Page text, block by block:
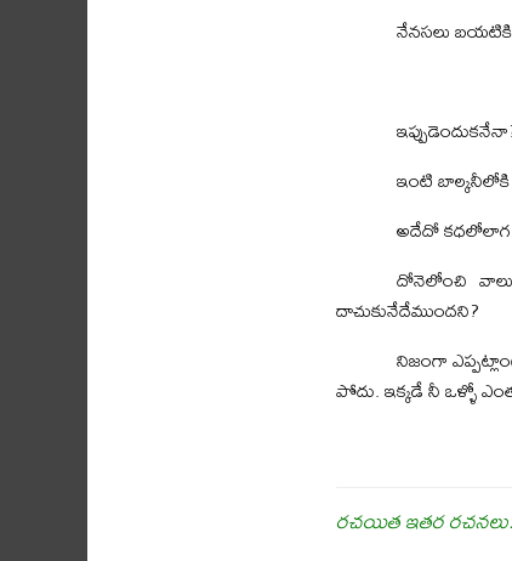
నేనసలు
ఇంటి బాల్కనీలోకి
అదేదో కధలోలాగ..
దోనెలోంచి
దాచుకునేదేముందని?
నిజంగా
పోదు. ఇక్కడే నీ ఒళ్ళో
రచయిత ఇతర